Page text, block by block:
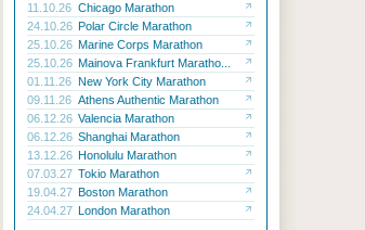
11.10.26 Chicago Marathon
24.10.26 Polar Circle Marathon
25.10.26 Marine Corps Marathon
25.10.26 Mainova Frankfurt Maratho...
01.11.26 New York City Marathon
09.11.26 Athens Authentic Marathon
06.12.26 Valencia Marathon
06.12.26 Shanghai Marathon
13.12.26 Honolulu Marathon
07.03.27 Tokio Marathon
19.04.27 Boston Marathon
24.04.27 London Marathon